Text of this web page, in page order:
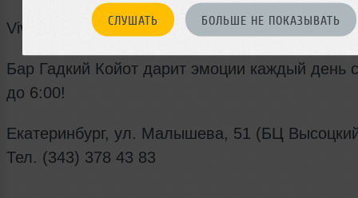
СЛУШАТЬ БОЛЬШЕ НЕ ПОКАЗЫВАТЬ
Viva la Cuba libre!
Бар Гадкий Койот дарит эмоции каждый день
до 6:00!
Екатеринбург, ул. Малышева, 51 (БЦ
Тел. (343) 378 43 83